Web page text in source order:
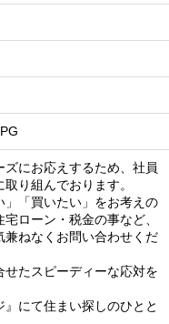
にお応えするため、社員
り組んでおります。
「買いたい」をお考えの
ローン・税金の事など、
兼ねなくお問い合わせくだ
たスピーディーな応対を
にて住まい探しのひとと